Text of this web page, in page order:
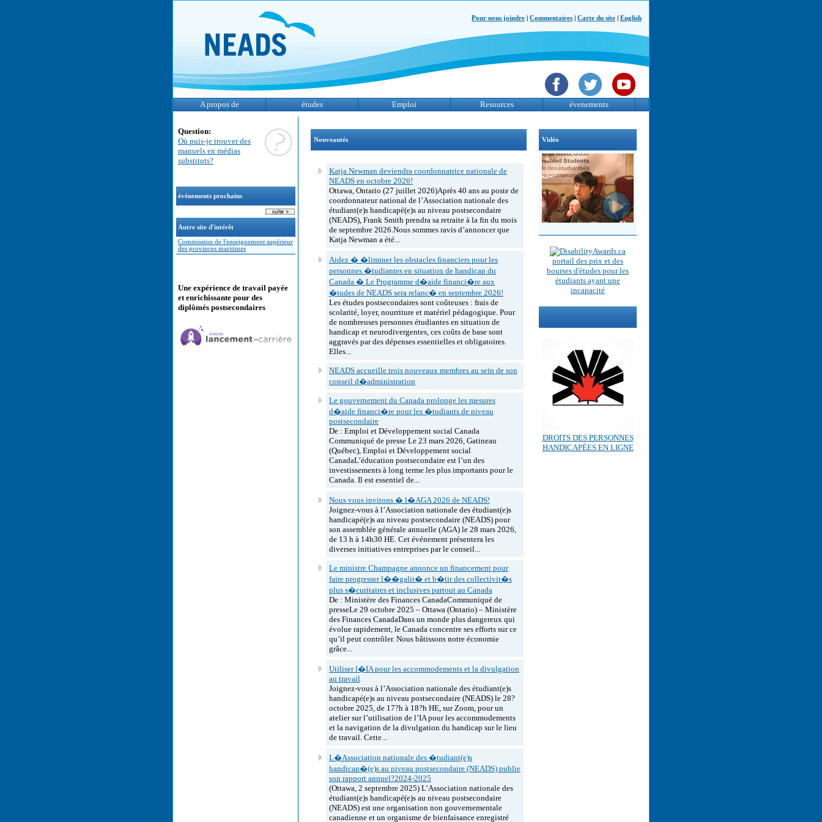
Pour nous joindre Commentaires Carte du site English
A propos de études Emploi Resources évenements
Question:
Où puis-je trouver des
manuels en médias
substituts?
événements prochains
Autre site d'intérêt
Commission de l'enseignement supérieur
des provinces maritimes
Une expérience de travail payée
et enrichissante pour des
diplômés postsecondaires
Vidéo
portail des prix et des
bourses d'études pour les
étudiants ayant une
incapacité
DROITS DES PERSONNES
HANDICAPÉES EN LIGNE
Nouveautés
Katja Newman deviendra coordonnatrice nationale de
NEADS en octobre 2026!
Ottawa, Ontario (27 juillet 2026)Après 40 ans au poste de
coordonnateur national de l’Association nationale des
étudiant(e)s handicapé(e)s au niveau postsecondaire
(NEADS), Frank Smith prendra sa retraite à la fin du mois
de septembre 2026.Nous sommes ravis d’annoncer que
Katja Newman a été...
Aidez � �liminer les obstacles financiers pour les
personnes �tudiantes en situation de handicap du
Canada � Le Programme d�aide financi�re aux
�tudes de NEADS sera relanc� en septembre 2026!
Les études postsecondaires sont coûteuses : frais de
scolarité, loyer, nourriture et matériel pédagogique. Pour
de nombreuses personnes étudiantes en situation de
handicap et neurodivergentes, ces coûts de base sont
aggravés par des dépenses essentielles et obligatoires.
Elles...
NEADS accueille trois nouveaux membres au sein de son
conseil d�administration
Le gouvernement du Canada prolonge les mesures
d�aide financi�re pour les �tudiants de niveau
postsecondaire
De : Emploi et Développement social Canada
Communiqué de presse Le 23 mars 2026, Gatineau
(Québec), Emploi et Développement social
CanadaL’éducation postsecondaire est l’un des
investissements à long terme les plus importants pour le
Canada. Il est essentiel de...
Nous vous invitons � l�AGA 2026 de NEADS!
Joignez-vous à l’Association nationale des étudiant(e)s
handicapé(e)s au niveau postsecondaire (NEADS) pour
son assemblée générale annuelle (AGA) le 28 mars 2026,
de 13 h à 14h30 HE. Cet événement présentera les
diverses initiatives entreprises par le conseil...
Le ministre Champagne annonce un financement pour
faire progresser l��galit� et b�tir des collectivit�s
plus s�curitaires et inclusives partout au Canada
De : Ministère des Finances CanadaCommuniqué de
presseLe 29 octobre 2025 – Ottawa (Ontario) – Ministère
des Finances CanadaDans un monde plus dangereux qui
évolue rapidement, le Canada concentre ses efforts sur ce
qu’il peut contrôler. Nous bâtissons notre économie
grâce...
Utiliser l�IA pour les accommodements et la divulgation
au travail
Joignez-vous à l’Association nationale des étudiant(e)s
handicapé(e)s au niveau postsecondaire (NEADS) le 28?
octobre 2025, de 17?h à 18?h HE, sur Zoom, pour un
atelier sur l’utilisation de l’IA pour les accommodements
et la navigation de la divulgation du handicap sur le lieu
de travail. Cette...
L�Association nationale des �tudiant(e)s
handicap�(e)s au niveau postsecondaire (NEADS) publie
son rapport annuel?2024-2025
(Ottawa, 2 septembre 2025) L’Association nationale des
étudiant(e)s handicapé(e)s au niveau postsecondaire
(NEADS) est une organisation non gouvernementale
canadienne et un organisme de bienfaisance enregistré